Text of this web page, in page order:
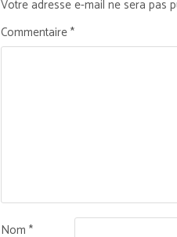
Votre adresse e-mail ne sera pas
Commentaire*
Nom*